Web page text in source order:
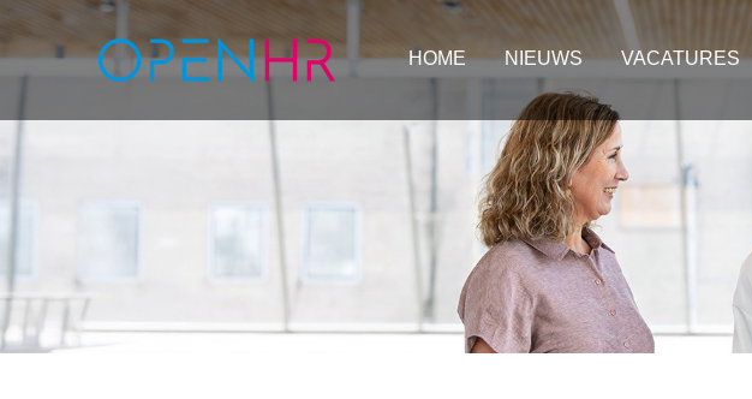
HOME NIEUWS VACATURES